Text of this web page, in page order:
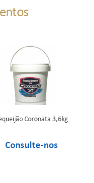
Coronata 3,6kg